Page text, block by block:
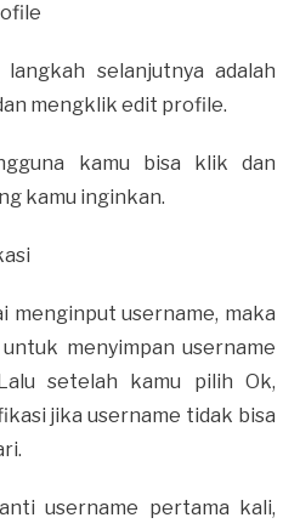
selanjutnya adalah
mengklik edit profile.
kamu bisa klik dan
kamu inginkan.
menginput username, maka
menyimpan username
setelah kamu pilih Ok,
jika username tidak bisa
username pertama kali,